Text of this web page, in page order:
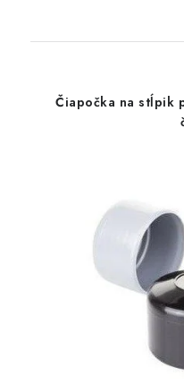
Čiapočka na stĺpik